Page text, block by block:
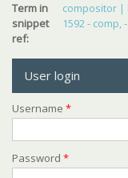
Term in
snippet
ref:
compositor |
1592 - comp,
User login
Username *
Password *